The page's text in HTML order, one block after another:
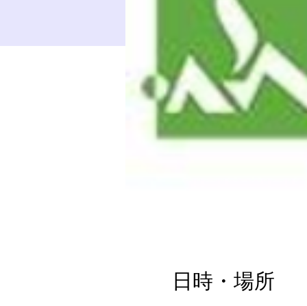
日時・場所